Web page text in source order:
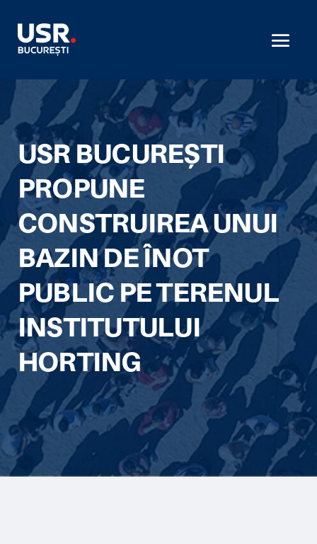
USR BUCUREȘTI
PROPUNE
CONSTRUIREA UNUI
BAZIN DE ÎNOT
PUBLIC PE TERENUL
INSTITUTULUI
HORTING